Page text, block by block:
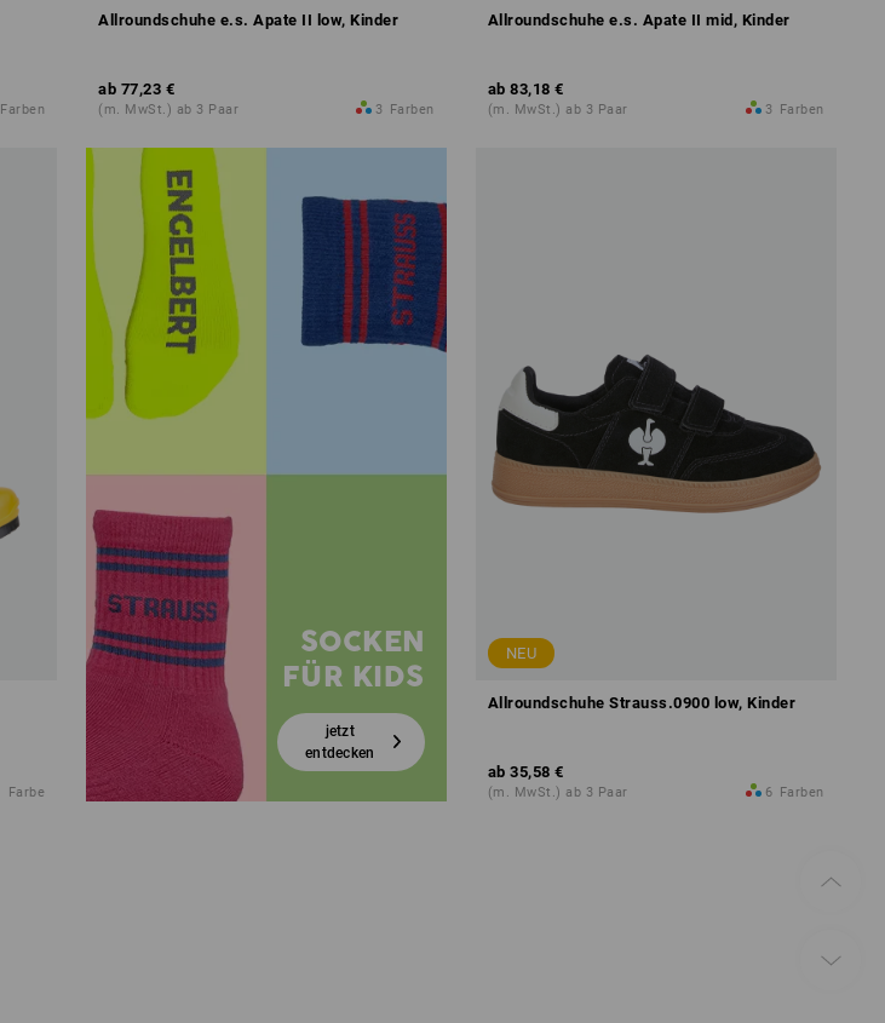
Farben
Allroundschuhe e.s. Apate II low, Kinder
ab 77,23 €
(m. MwSt.) ab 3 Paar 3 Farben
Allroundschuhe e.s. Apate II mid, Kinder
ab 83,18 €
(m. MwSt.) ab 3 Paar 3 Farben
Farbe
SOCKEN
FÜR KIDS
jetzt
entdecken
NEU
Allroundschuhe Strauss.0900 low, Kinder
ab 35,58 €
(m. MwSt.) ab 3 Paar 6 Farben